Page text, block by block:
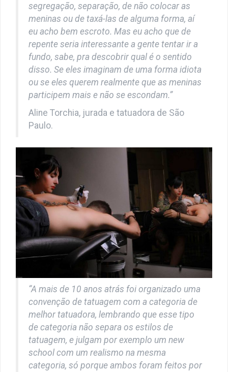
segregação, separação, de não colocar as
meninas ou de taxá-las de alguma forma, aí
eu acho bem escroto. Mas eu acho que de
repente seria interessante a gente tentar ir a
fundo, sabe, pra descobrir qual é o sentido
disso. Se eles imaginam de uma forma idiota
ou se eles querem realmente que as meninas
participem mais e não se escondam.”
Aline Torchia, jurada e tatuadora de São
Paulo.
“A mais de 10 anos atrás foi organizado uma
convenção de tatuagem com a categoria de
melhor tatuadora, lembrando que esse tipo
de categoria não separa os estilos de
tatuagem, e julgam por exemplo um new
school com um realismo na mesma
categoria, só porque ambos foram feitos por